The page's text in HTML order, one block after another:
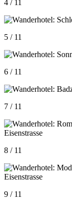
4 / 11
5 / 11
6 / 11
7 / 11
8 / 11
9 / 11